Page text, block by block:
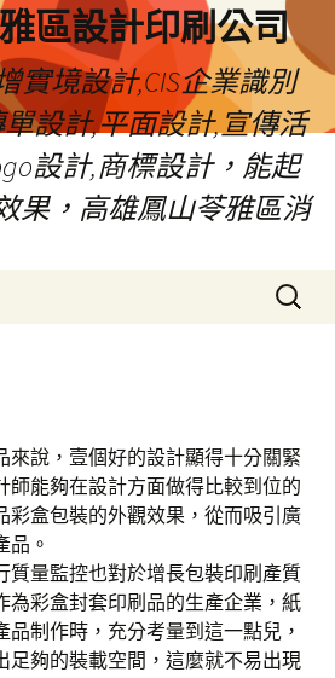
區設計印刷公司
實境設計,CIS企業識別
設計,平面設計,宣傳活
設計,商標設計，能起
果，高雄鳳山苓雅區消
搜
尋
來說，壹個好的設計顯得十分關緊
師能夠在設計方面做得比較到位的
彩盒包裝的外觀效果，從而吸引廣
品。
質量監控也對於增長包裝印刷產質
為彩盒封套印刷品的生產企業，紙
制作時，充分考量到這一點兒，
足夠的裝載空間，這麼就不易出現